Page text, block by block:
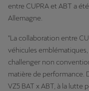
entre CUPRA et ABT a
Allemagne.
"La collaboration entre
véhicules
challenger non
matière de performance.
VZ5 BAT x ABT, à la lutte